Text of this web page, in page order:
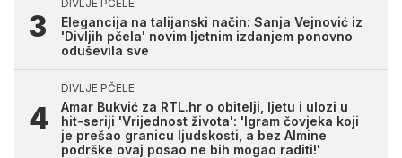
DIVLJE PČELE
Elegancija na talijanski način: Sanja Vejnović iz
'Divljih pčela' novim ljetnim izdanjem ponovno
oduševila sve
DIVLJE PČELE
Amar Bukvić za RTL.hr o obitelji, ljetu i ulozi u
hit-seriji 'Vrijednost života': 'Igram čovjeka koji
je prešao granicu ljudskosti, a bez Almine
podrške ovaj posao ne bih mogao raditi!'